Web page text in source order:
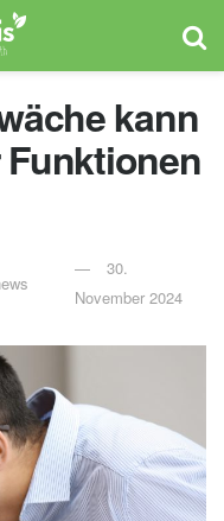
kann
30.
November 2024